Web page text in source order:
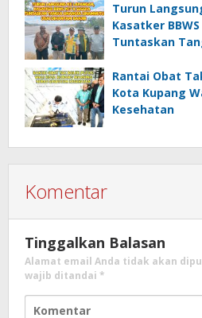
Turun
Kasatker
Tuntaskan
Rantai Obat
Kota Kupang
Kesehatan
Komentar
Tinggalkan Balasan
Alamat email Anda tidak akan
wajib ditandai *